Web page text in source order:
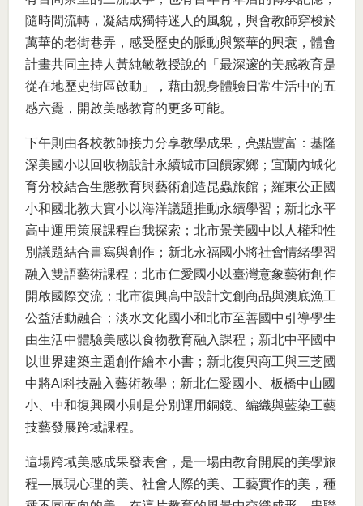
隨時間流轉，凝結成獨特迷人的風貌，與會教師穿梭於
萬華的老街巷弄，感受歷史的脈動與繁華的興衰，體會
計畫共同主持人黃純敏教授說的「最深邃的美感教育是
從在地歷史街區啟動」，藉由親身體驗日常生活中的五
感六覺，開啟美感教育的更多可能。
下午則由各校教師接力分享教學成果，亮點豐富：基隆
深美國小以回收物設計永續城市回饋家鄉；宜蘭內城化
育分校結合生態教育與藝術創造昆蟲旅館；羅東公正國
小和國北教大實小以海洋議題推動永續學習；新北永平
高中運用策展課程自我探索；北市景美國中以人權和性
別議題結合書寫與創作；新北永福國小將社會情緒學習
融入雙語藝術課程；北市仁愛國小以臺灣意象藝術創作
開啟國際交流；北市復興高中設計文創商品與澳底漁工
公益活動融合；淡水文化國小和北市至善國中引導學生
由生活中體驗美感以食物教育融入課程；新北中平國中
以世界建築主題創作繪本小書；新北復興商工與三芝國
中將AI科技融入藝術教學；新北仁愛國小、板橋中山國
小、中和復興國小則是分別運用銅鏡、編織與藍染工藝
技藝發展跨域課程。
這場跨域美感成果發表會，是一場由教育開展的美學旅
程—展現心理的美、社會人際的美、工藝實作的美，種